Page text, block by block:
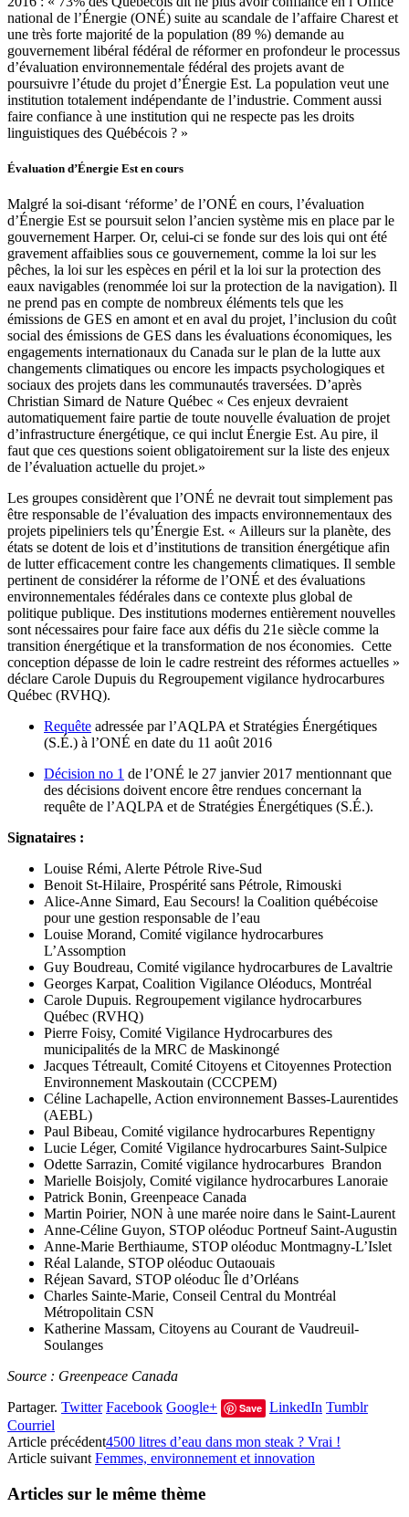
national de l’Énergie (ONÉ) suite au scandale de l’affaire Charest et
une très forte majorité de la population (89 %) demande au
gouvernement libéral fédéral de réformer en profondeur le processus
d’évaluation environnementale fédéral des projets avant de
poursuivre l’étude du projet d’Énergie Est. La population veut une
institution totalement indépendante de l’industrie. Comment aussi
faire confiance à une institution qui ne respecte pas les droits
linguistiques des Québécois ? »
Évaluation d’Énergie Est en cours
Malgré la soi-disant ‘réforme’ de l’ONÉ en cours, l’évaluation
d’Énergie Est se poursuit selon l’ancien système mis en place par le
gouvernement Harper. Or, celui-ci se fonde sur des lois qui ont été
gravement affaiblies sous ce gouvernement, comme la loi sur les
pêches, la loi sur les espèces en péril et la loi sur la protection des
eaux navigables (renommée loi sur la protection de la navigation). Il
ne prend pas en compte de nombreux éléments tels que les
émissions de GES en amont et en aval du projet, l’inclusion du coût
social des émissions de GES dans les évaluations économiques, les
engagements internationaux du Canada sur le plan de la lutte aux
changements climatiques ou encore les impacts psychologiques et
sociaux des projets dans les communautés traversées. D’après
Christian Simard de Nature Québec « Ces enjeux devraient
automatiquement faire partie de toute nouvelle évaluation de projet
d’infrastructure énergétique, ce qui inclut Énergie Est. Au pire, il
faut que ces questions soient obligatoirement sur la liste des enjeux
de l’évaluation actuelle du projet.»
Les groupes considèrent que l’ONÉ ne devrait tout simplement pas
être responsable de l’évaluation des impacts environnementaux des
projets pipeliniers tels qu’Énergie Est. « Ailleurs sur la planète, des
états se dotent de lois et d’institutions de transition énergétique afin
de lutter efficacement contre les changements climatiques. Il semble
pertinent de considérer la réforme de l’ONÉ et des évaluations
environnementales fédérales dans ce contexte plus global de
politique publique. Des institutions modernes entièrement nouvelles
sont nécessaires pour faire face aux défis du 21e siècle comme la
transition énergétique et la transformation de nos économies. Cette
conception dépasse de loin le cadre restreint des réformes actuelles »
déclare Carole Dupuis du Regroupement vigilance hydrocarbures
Québec (RVHQ).
Requête adressée par l’AQLPA et Stratégies Énergétiques
(S.É.) à l’ONÉ en date du 11 août 2016
Décision no 1 de l’ONÉ le 27 janvier 2017 mentionnant que
des décisions doivent encore être rendues concernant la
requête de l’AQLPA et de Stratégies Énergétiques (S.É.).
Signataires :
Louise Rémi, Alerte Pétrole Rive-Sud
Benoit St-Hilaire, Prospérité sans Pétrole, Rimouski
Alice-Anne Simard, Eau Secours! la Coalition québécoise
pour une gestion responsable de l’eau
Louise Morand, Comité vigilance hydrocarbures
L’Assomption
Guy Boudreau, Comité vigilance hydrocarbures de Lavaltrie
Georges Karpat, Coalition Vigilance Oléoducs, Montréal
Carole Dupuis. Regroupement vigilance hydrocarbures
Québec (RVHQ)
Pierre Foisy, Comité Vigilance Hydrocarbures des
municipalités de la MRC de Maskinongé
Jacques Tétreault, Comité Citoyens et Citoyennes Protection
Environnement Maskoutain (CCCPEM)
Céline Lachapelle, Action environnement Basses-Laurentides
(AEBL)
Paul Bibeau, Comité vigilance hydrocarbures Repentigny
Lucie Léger, Comité Vigilance hydrocarbures Saint-Sulpice
Odette Sarrazin, Comité vigilance hydrocarbures Brandon
Marielle Boisjoly, Comité vigilance hydrocarbures Lanoraie
Patrick Bonin, Greenpeace Canada
Martin Poirier, NON à une marée noire dans le Saint-Laurent
Anne-Céline Guyon, STOP oléoduc Portneuf Saint-Augustin
Anne-Marie Berthiaume, STOP oléoduc Montmagny-L’Islet
Réal Lalande, STOP oléoduc Outaouais
Réjean Savard, STOP oléoduc Île d’Orléans
Charles Sainte-Marie, Conseil Central du Montréal
Métropolitain CSN
Katherine Massam, Citoyens au Courant de Vaudreuil-
Soulanges
Source : Greenpeace Canada
Partager. Twitter Facebook Google+ Save LinkedIn Tumblr
Courriel
Article précédent4500 litres d’eau dans mon steak ? Vrai !
Article suivant Femmes, environnement et innovation
Articles sur le même thème